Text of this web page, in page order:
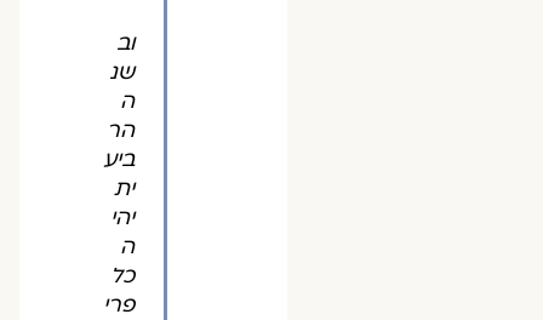
וב
שנ
ה
הר
ביע
ית
יהי
ה
כל
פרי